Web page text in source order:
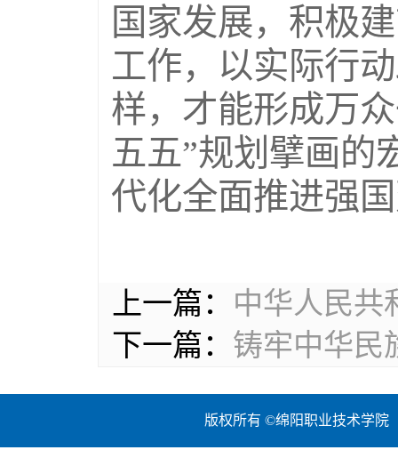
国家发展，积极
工作，以实际行
样，才能形成万
五五”规划擘画的
代化全面推进强
上一篇： 中华人民共
下一篇： 铸牢中华民
版权所有 ©绵阳职业技术学院